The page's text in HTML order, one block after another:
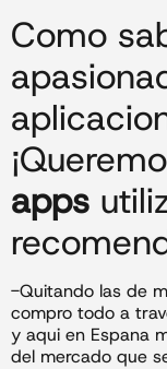
Como
apps
-Quitando las de
compro todo a
y aqui en Espana
del mercado que